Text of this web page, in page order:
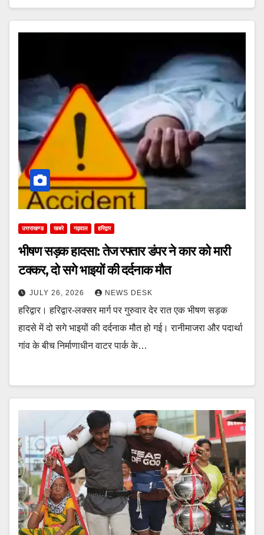
उत्तराखण्ड खबरे गढ़वाल हरिद्वार
भीषण सड़क हादसा: तेज रफ्तार डंपर ने कार को मारी
टक्कर, दो सगे भाइयों की दर्दनाक मौत
JULY 26, 2026 NEWS DESK
हरिद्वार। हरिद्वार-लक्सर मार्ग पर गुरुवार देर रात एक भीषण सड़क
हादसे में दो सगे भाइयों की दर्दनाक मौत हो गई। रानीमाजरा और पदार्था
गांव के बीच निर्माणाधीन वाटर पार्क के…